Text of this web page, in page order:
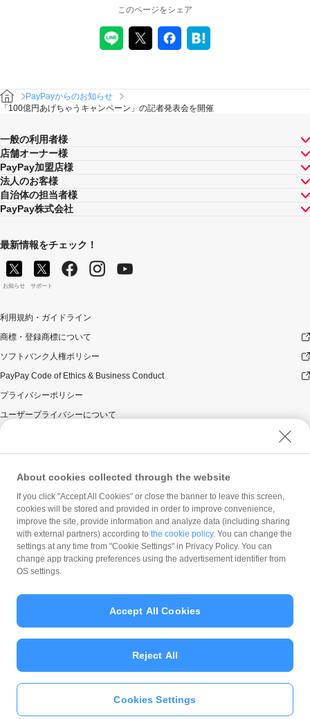
PayPayアプリをダウンロ
このページをシェア
PayPayからのお知らせ
「100億円あげちゃうキャンペーン」の記者発表会を開催
一般の利用者様
店舗オーナー様
PayPay加盟店様
法人のお客様
自治体の担当者様
PayPay株式会社
最新情報をチェック！
お知らせ サポート
利用規約・ガイドライン
商標・登録商標について
ソフトバンク人権ポリシー
PayPay Code of Ethics & Business Conduct
プライバシーポリシー
ユーザープライバシーについて
ウェブサイト利用規約
反社会的勢力に対する方針
勧誘方針
マネロン等基本方針
カスタマーハラスメントに関する当社の考え方
© PayPay Corporation
About cookies collected through the website
If you click "Accept All Cookies" or close the banner to leave this screen,
cookies will be stored and provided in order to improve convenience,
improve the site, provide information and analyze data (including sharing
with external partners) according to the cookie policy. You can change the
settings at any time from "Cookie Settings" in Privacy Policy. You can
change app tracking preferences using the advertisement identifier from
OS settings.
Cookies Settings
Reject All
Accept All Cookies